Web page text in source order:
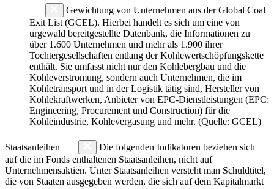
Gewichtung von Unternehmen aus der Global Coal
Exit List (GCEL). Hierbei handelt es sich um eine von
urgewald bereitgestellte Datenbank, die Informationen zu
über 1.600 Unternehmen und mehr als 1.900 ihrer
Tochtergesellschaften entlang der Kohlewertschöpfungskette
enthält. Sie umfasst nicht nur den Kohlebergbau und die
Kohleverstromung, sondern auch Unternehmen, die im
Kohletransport und in der Logistik tätig sind, Hersteller von
Kohlekraftwerken, Anbieter von EPC-Dienstleistungen (EPC:
Engineering, Procurement und Construction) für die
Kohleindustrie, Kohlevergasung und mehr. (Quelle: GCEL)
Staatsanleihen
Die folgenden Indikatoren beziehen sich
auf die im Fonds enthaltenen Staatsanleihen, nicht auf
Unternehmensaktien. Unter Staatsanleihen versteht man Schuldtitel,
die von Staaten ausgegeben werden, die sich auf dem Kapitalmarkt